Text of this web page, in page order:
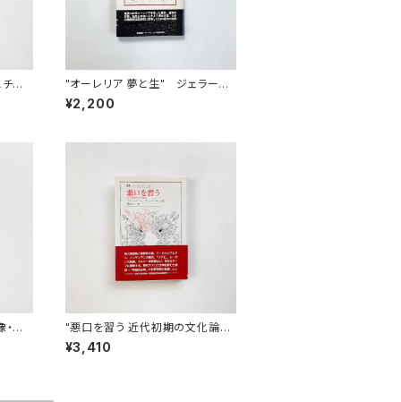
ュ
"オーレリア 夢と生" ジェラール・
ド・ネルヴァル 著 / 篠田知和基 訳
¥2,200
主
ベル
テ
"悪口を習う 近代初期の文化論集
（叢書・ウニベルシタス 410）" ス
ティーヴン・J. グリーンブラット 著
¥3,410